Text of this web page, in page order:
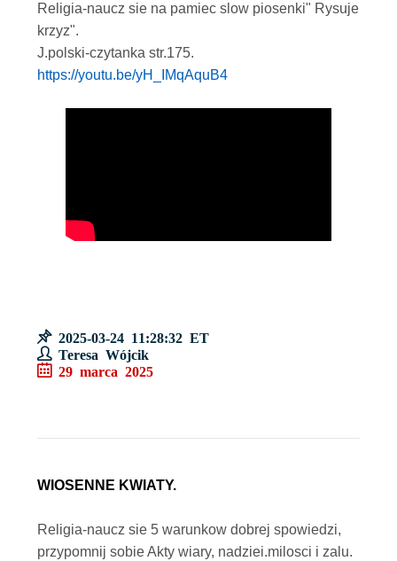
Religia-naucz sie na pamiec slow piosenki" Rysuje
krzyz".
J.polski-czytanka str.175.
https://youtu.be/yH_IMqAquB4
2025-03-24 11:28:32 ET
Teresa Wójcik
29 marca 2025
WIOSENNE KWIATY.
Religia-naucz sie 5 warunkow dobrej spowiedzi,
przypomnij sobie Akty wiary, nadziei.milosci i zalu.